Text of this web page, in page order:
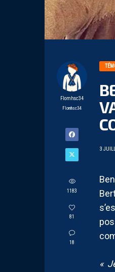
Flomhsc34
Flomhsc34
1183
81
18
3
«